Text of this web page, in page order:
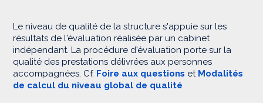
Le niveau de qualité de la structure s'appuie sur les
résultats de l'évaluation réalisée par un cabinet
indépendant. La procédure d'évaluation porte sur la
qualité des prestations délivrées aux personnes
accompagnées. Cf. Foire aux questions et Modalités
de calcul du niveau global de qualité